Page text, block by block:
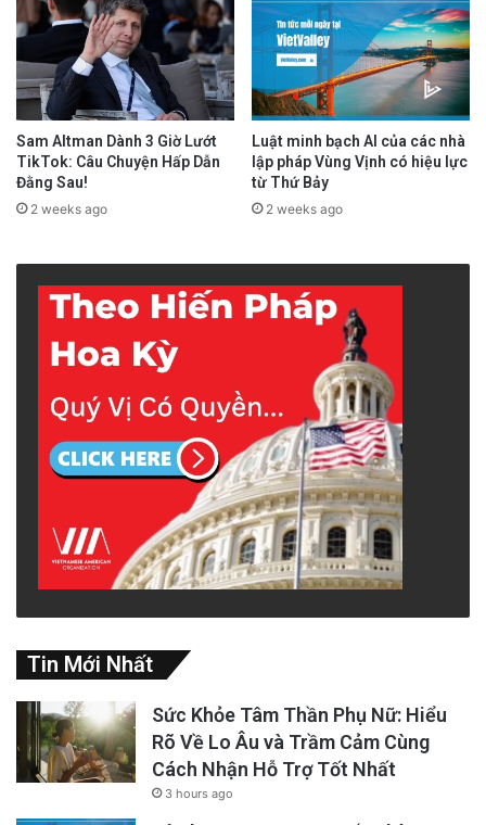
Sam Altman Dành 3 Giờ Lướt
TikTok: Câu Chuyện Hấp Dẫn
Đằng Sau!
2 weeks ago
Luật minh bạch AI của các nhà
lập pháp Vùng Vịnh có hiệu lực
từ Thứ Bảy
2 weeks ago
Tin Mới Nhất
Sức Khỏe Tâm Thần Phụ Nữ: Hiểu
Rõ Về Lo Âu và Trầm Cảm Cùng
Cách Nhận Hỗ Trợ Tốt Nhất
3 hours ago